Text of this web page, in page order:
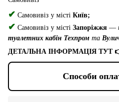
✔ Самовивіз у місті Київ;
✔ Самовивіз у місті Запоріжжя —
туалетних кабін Техпром та
ДЕТАЛЬНА ІНФОРМАЦІЯ ТУТ
Способи